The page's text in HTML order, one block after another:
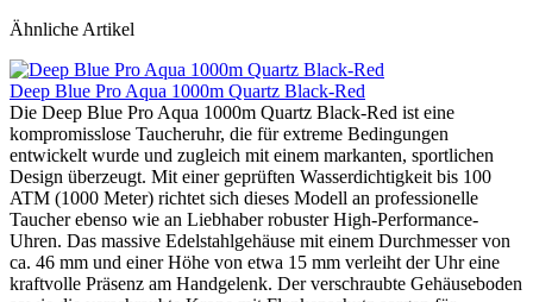
Ähnliche Artikel
Deep Blue Pro Aqua 1000m Quartz Black-Red
Die Deep Blue Pro Aqua 1000m Quartz Black-Red ist eine
kompromisslose Taucheruhr, die für extreme Bedingungen
entwickelt wurde und zugleich mit einem markanten, sportlichen
Design überzeugt. Mit einer geprüften Wasserdichtigkeit bis 100
ATM (1000 Meter) richtet sich dieses Modell an professionelle
Taucher ebenso wie an Liebhaber robuster High-Performance-
Uhren. Das massive Edelstahlgehäuse mit einem Durchmesser von
ca. 46 mm und einer Höhe von etwa 15 mm verleiht der Uhr eine
kraftvolle Präsenz am Handgelenk. Der verschraubte Gehäuseboden